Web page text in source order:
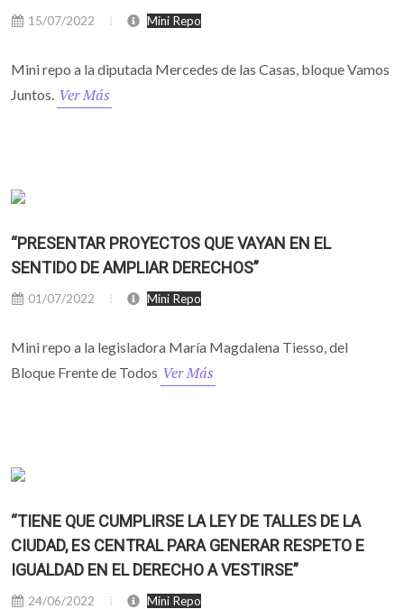
15/07/2022 Mini Repo
Mini repo a la diputada Mercedes de las Casas, bloque Vamos
Juntos. Ver Más
“PRESENTAR PROYECTOS QUE VAYAN EN EL
SENTIDO DE AMPLIAR DERECHOS”
01/07/2022 Mini Repo
Mini repo a la legisladora María Magdalena Tiesso, del
Bloque Frente de Todos Ver Más
“TIENE QUE CUMPLIRSE LA LEY DE TALLES DE LA
CIUDAD, ES CENTRAL PARA GENERAR RESPETO E
IGUALDAD EN EL DERECHO A VESTIRSE”
24/06/2022 Mini Repo